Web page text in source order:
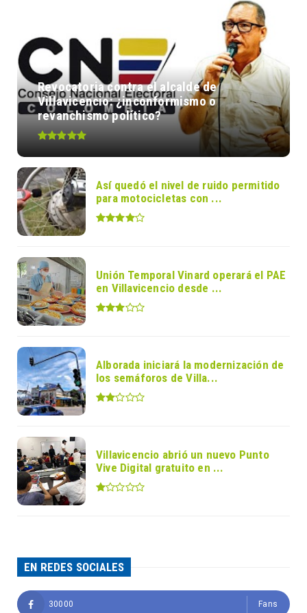
Revocatoria contra el alcalde de
Villavicencio: ¿inconformismo o
revanchismo político?
Así quedó el nivel de ruido permitido
para motocicletas con ...
Unión Temporal Vinard operará el PAE
en Villavicencio desde ...
Alborada iniciará la modernización de
los semáforos de Villa...
Villavicencio abrió un nuevo Punto
Vive Digital gratuito en ...
EN REDES SOCIALES
30000 Fans